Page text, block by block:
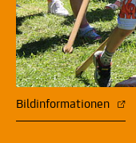
Bildinformationen